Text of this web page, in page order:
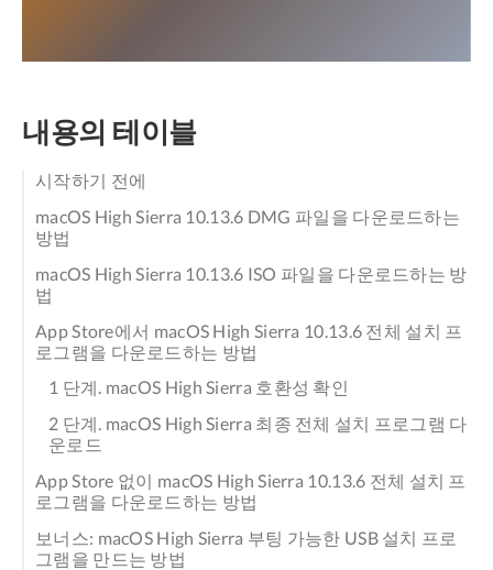
내용의 테이블
시작하기 전에
macOS High Sierra 10.13.6 DMG 파일을 다운로드하는
방법
macOS High Sierra 10.13.6 ISO 파일을 다운로드하는 방
법
App Store에서 macOS High Sierra 10.13.6 전체 설치 프
로그램을 다운로드하는 방법
1 단계. macOS High Sierra 호환성 확인
2 단계. macOS High Sierra 최종 전체 설치 프로그램 다
운로드
App Store 없이 macOS High Sierra 10.13.6 전체 설치 프
로그램을 다운로드하는 방법
보너스: macOS High Sierra 부팅 가능한 USB 설치 프로
그램을 만드는 방법